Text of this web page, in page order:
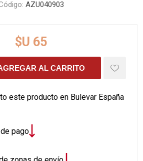
AZU040903
$U 65
AL CARRITO
este producto en Bulevar España
pago